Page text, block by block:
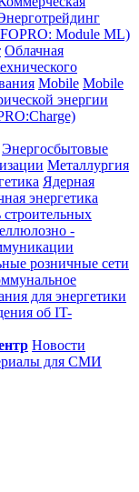
Module ML)
Облачная
Mobile Mobile
энергии
Энергосбытовые
Металлургия
Ядерная
энергетика
-
розничные сети
для энергетики
об IT-
Новости
для СМИ